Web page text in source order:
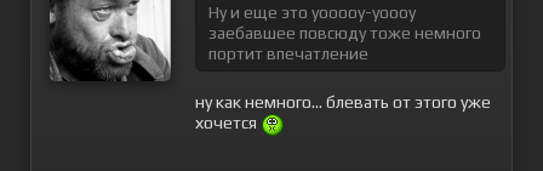
Ну и еще это уооооу-уоооу
заебавшее повсюду тоже немного
портит впечатление
ну как немного... блевать от этого уже
хочется